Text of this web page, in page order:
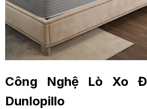
Công Nghệ Lò Xo
Dunlopillo